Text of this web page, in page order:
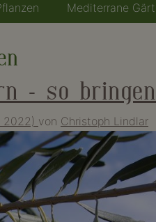
Mediterrane
– so
2022) von Christoph Lindlar